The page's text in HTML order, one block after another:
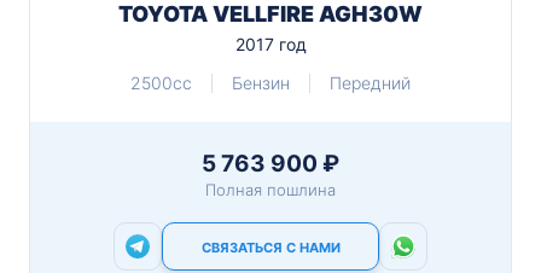
TOYOTA VELLFIRE AGH30W
2017 год
2500cc
Бензин Передний
5 763 900 ₽
Полная пошлина
СВЯЗАТЬСЯ С НАМИ